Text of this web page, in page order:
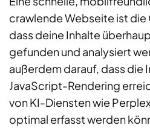
crawlende Webseite ist die
dass deine Inhalte
gefunden und analysiert
außerdem darauf, dass die
JavaScript-Rendering
von KI-Diensten wie
optimal erfasst werden